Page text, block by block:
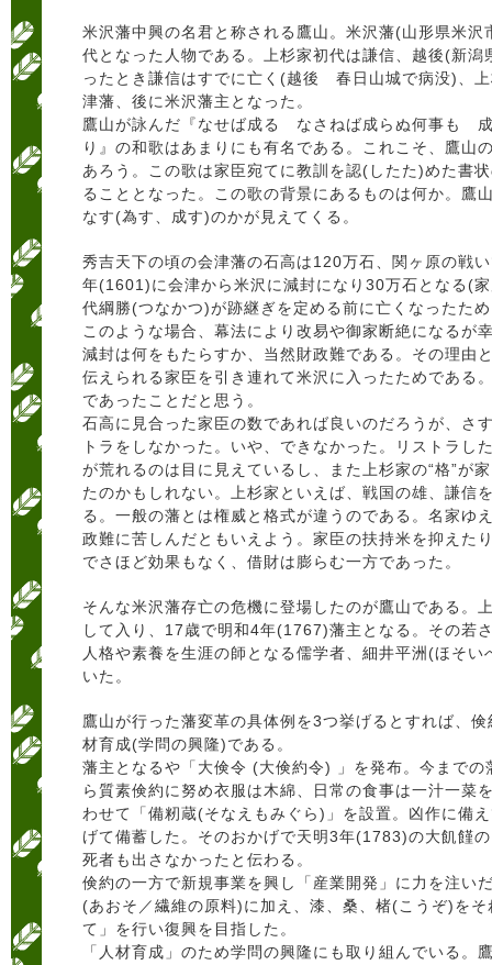
米沢藩中興の名君と称される鷹山。米沢藩(山形県米
代となった人物である。上杉家初代は謙信、越後(新
ったとき謙信はすでに亡く(越後 春日山城で病没)、
津藩、後に米沢藩主となった。
鷹山が詠んだ『なせば成る なさねば成らぬ何事も
り』の和歌はあまりにも有名である。これこそ、鷹山
あろう。この歌は家臣宛てに教訓を認(したた)めた書
ることとなった。この歌の背景にあるものは何か。鷹
なす(為す、成す)のかが見えてくる。
秀吉天下の頃の会津藩の石高は120万石、関ヶ原の戦
年(1601)に会津から米沢に減封になり30万石となる(
代綱勝(つなかつ)が跡継ぎを定める前に亡くなったた
このような場合、幕法により改易や御家断絶になるが
減封は何をもたらすか、当然財政難である。その理由
伝えられる家臣を引き連れて米沢に入ったためである
であったことだと思う。
石高に見合った家臣の数であれば良いのだろうが、さ
トラをしなかった。いや、できなかった。リストラし
が荒れるのは目に見えているし、また上杉家の“格”が
たのかもしれない。上杉家といえば、戦国の雄、謙信
る。一般の藩とは権威と格式が違うのである。名家ゆ
政難に苦しんだともいえよう。家臣の扶持米を抑えた
でさほど効果もなく、借財は膨らむ一方であった。
そんな米沢藩存亡の危機に登場したのが鷹山である。
して入り、17歳で明和4年(1767)藩主となる。その若
人格や素養を生涯の師となる儒学者、細井平洲(ほそ
いた。
鷹山が行った藩変革の具体例を3つ挙げるとすれば、
材育成(学問の興隆)である。
藩主となるや「大倹令 (大倹約令) 」を発布。今までの
ら質素倹約に努め衣服は木綿、日常の食事は一汁一菜
わせて「備籾蔵(そなえもみぐら)」を設置。凶作に備
げて備蓄した。そのおかげで天明3年(1783)の大飢饉
死者も出さなかったと伝わる。
倹約の一方で新規事業を興し「産業開発」に力を注い
(あおそ／繊維の原料)に加え、漆、桑、楮(こうぞ)を
て」を行い復興を目指した。
「人材育成」のため学問の興隆にも取り組んでいる。